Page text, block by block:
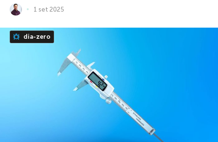
1 set 2025
dia-zero